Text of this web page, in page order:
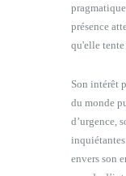
présence
qu'elle tente
Son intérêt
du monde
d’urgence,
envers son